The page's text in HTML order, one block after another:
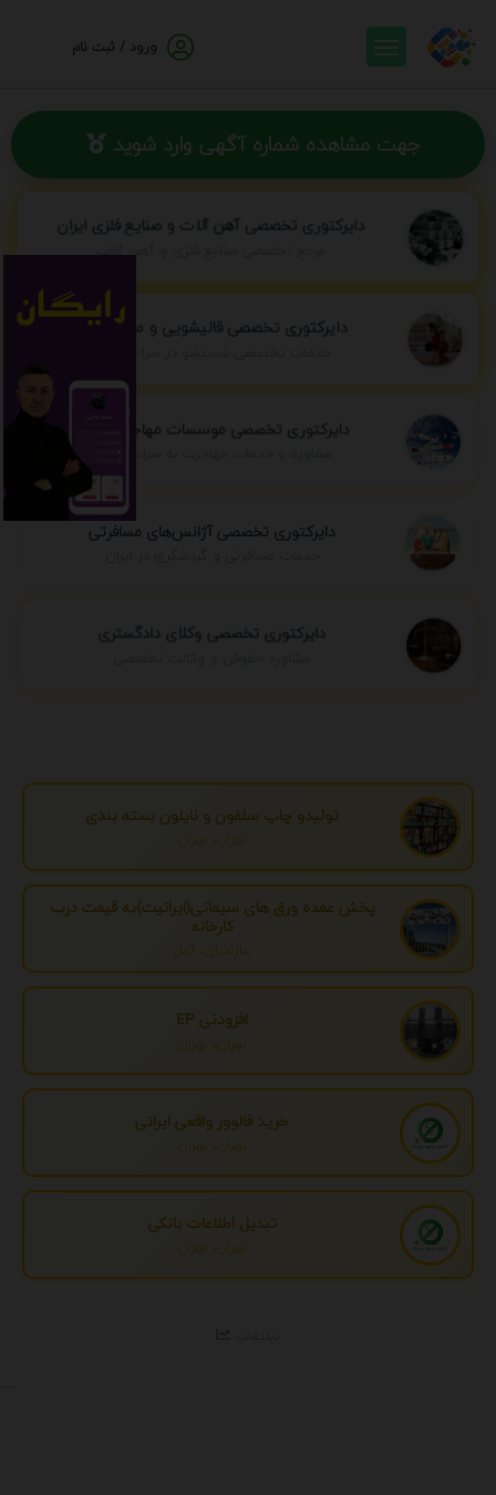
ورود / ثبت نام
دایرکتوری تخصصی آهن آلات و صنایع فلزی ایران
مرجع تخصصی صنایع فلزی و آهن آلات
دایرکتوری تخصصی قالیشویی و مبل شویی
دایرکتوری تخصصی موسسات مهاجرتی ایران
مشاوره و خدمات مهاجرت به سراسر جهان
دایرکتوری تخصصی آژانس‌های مسافرتی
دایرکتوری تخصصی وکلای دادگستری
تولیدو چاپ سلفون و نایلون بسته بندی
تهران، تهران
پخش عمده ورق های سیمانی(ایرانیت)به قیمت درب
کارخانه
مازندران، آمل
افزودنی EP
تهران، تهران
خرید فالوور واقعی ایرانی
تهران، تهران
تبدیل اطلاعات بانکی
تهران، تهران
جهت مشاهده شماره آگهی وارد شوید